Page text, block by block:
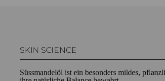
SKIN SCIENCE
Süssmandelöl ist ein besonders mildes,